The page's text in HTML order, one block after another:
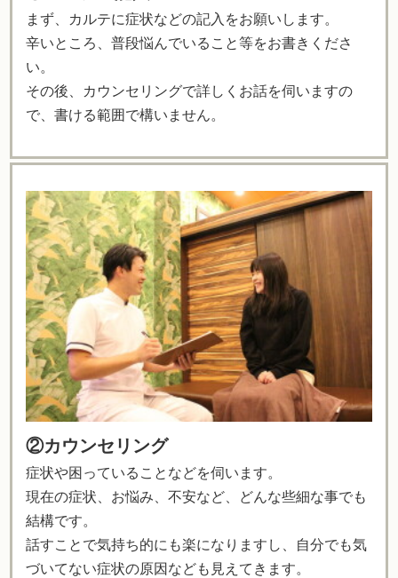
まず、カルテに症状などの記入をお願いします。
辛いところ、普段悩んでいること等をお書きくださ
い。
その後、カウンセリングで詳しくお話を伺いますの
で、書ける範囲で構いません。
②カウンセリング
症状や困っていることなどを伺います。
現在の症状、お悩み、不安など、どんな些細な事でも
結構です。
話すことで気持ち的にも楽になりますし、自分でも気
づいてない症状の原因なども見えてきます。